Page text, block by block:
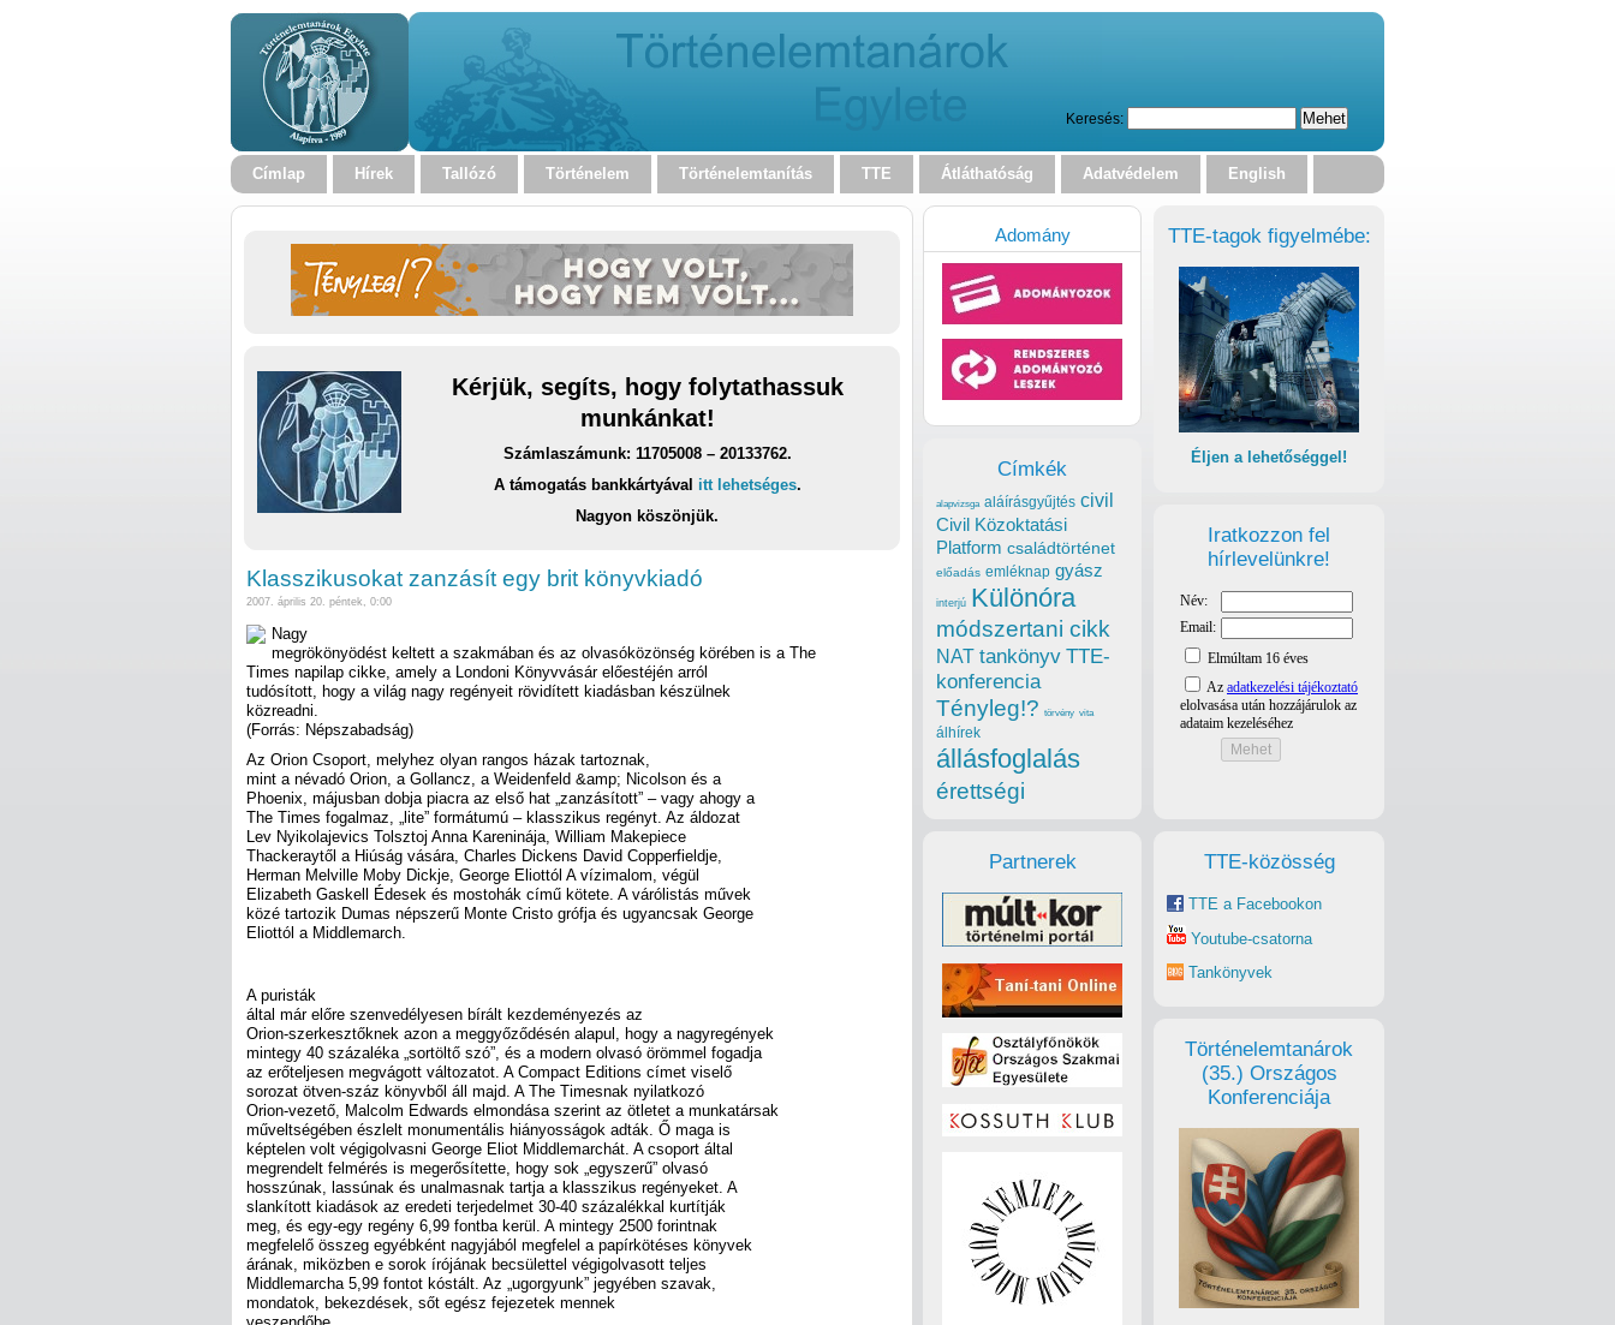
Keresés:
Címlap Hírek Tallózó Történelem Történelemtanítás TTE Átláthatóság Adatvédelem English
Kérjük, segíts, hogy folytathassuk
munkánkat!
Számlaszámunk: 11705008 – 20133762.
A támogatás bankkártyával itt lehetséges.
Nagyon köszönjük.
Klasszikusokat zanzásít egy brit könyvkiadó
2007. április 20. péntek, 0:00
Nagy
megrökönyödést keltett a szakmában és az olvasóközönség körében is a The
Times napilap cikke, amely a Londoni Könyvvásár előestéjén arról
tudósított, hogy a világ nagy regényeit rövidített kiadásban készülnek
közreadni.
(Forrás: Népszabadság)
Az Orion Csoport, melyhez olyan rangos házak tartoznak,
mint a névadó Orion, a Gollancz, a Weidenfeld &amp; Nicolson és a
Phoenix, májusban dobja piacra az első hat „zanzásított” – vagy ahogy a
The Times fogalmaz, „lite” formátumú – klasszikus regényt. Az áldozat
Lev Nyikolajevics Tolsztoj Anna Kareninája, William Makepiece
Thackeraytől a Hiúság vására, Charles Dickens David Copperfieldje,
Herman Melville Moby Dickje, George Eliottól A vízimalom, végül
Elizabeth Gaskell Édesek és mostohák című kötete. A várólistás művek
közé tartozik Dumas népszerű Monte Cristo grófja és ugyancsak George
Eliottól a Middlemarch.
A puristák
által már előre szenvedélyesen bírált kezdeményezés az
Orion-szerkesztőknek azon a meggyőződésén alapul, hogy a nagyregények
mintegy 40 százaléka „sortöltő szó”, és a modern olvasó örömmel fogadja
az erőteljesen megvágott változatot. A Compact Editions címet viselő
sorozat ötven-száz könyvből áll majd. A The Timesnak nyilatkozó
Orion-vezető, Malcolm Edwards elmondása szerint az ötletet a munkatársak
műveltségében észlelt monumentális hiányosságok adták. Ő maga is
képtelen volt végigolvasni George Eliot Middlemarchát. A csoport által
megrendelt felmérés is megerősítette, hogy sok „egyszerű” olvasó
hosszúnak, lassúnak és unalmasnak tartja a klasszikus regényeket. A
slankított kiadások az eredeti terjedelmet 30-40 százalékkal kurtítják
meg, és egy-egy regény 6,99 fontba kerül. A mintegy 2500 forintnak
megfelelő összeg egyébként nagyjából megfelel a papírkötéses könyvek
árának, miközben e sorok írójának becsülettel végigolvasott teljes
Middlemarcha 5,99 fontot kóstált. Az „ugorgyunk” jegyében szavak,
mondatok, bekezdések, sőt egész fejezetek mennek
TTE-tagok figyelmébe:
Éljen a lehetőséggel!
Iratkozzon fel
hírlevelünkre!
TTE-közösség
TTE a Facebookon
Youtube-csatorna
Tankönyvek
Történelemtanárok
(35.) Országos
Konferenciája
Adomány
Címkék
alapvizsga aláírásgyűjtés civil
Civil Közoktatási
Platform családtörténet
előadás emléknap gyász
interjú Különóra
módszertani cikk
NAT tankönyv TTE-
konferencia
Tényleg!? törvény vita
álhírek
állásfoglalás
érettségi
Partnerek